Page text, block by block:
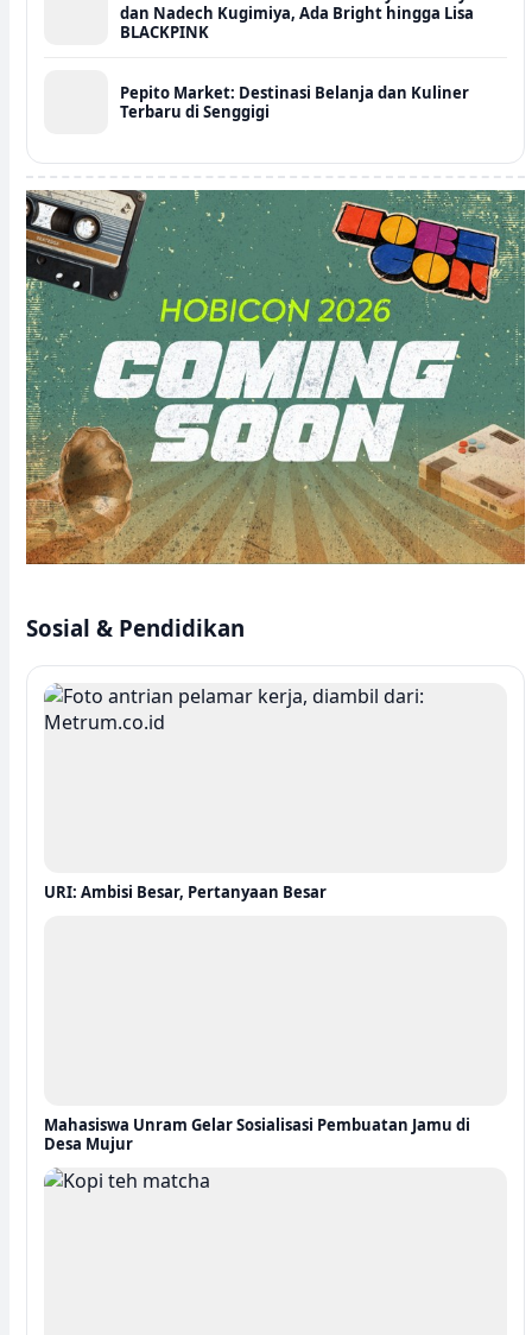
dan Nadech Kugimiya, Ada Bright hingga Lisa
BLACKPINK
Pepito Market: Destinasi Belanja dan Kuliner
Terbaru di Senggigi
Sosial & Pendidikan
URI: Ambisi Besar, Pertanyaan Besar
Mahasiswa Unram Gelar Sosialisasi Pembuatan Jamu di
Desa Mujur